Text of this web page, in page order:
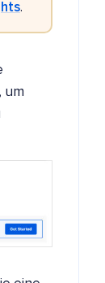
.
um